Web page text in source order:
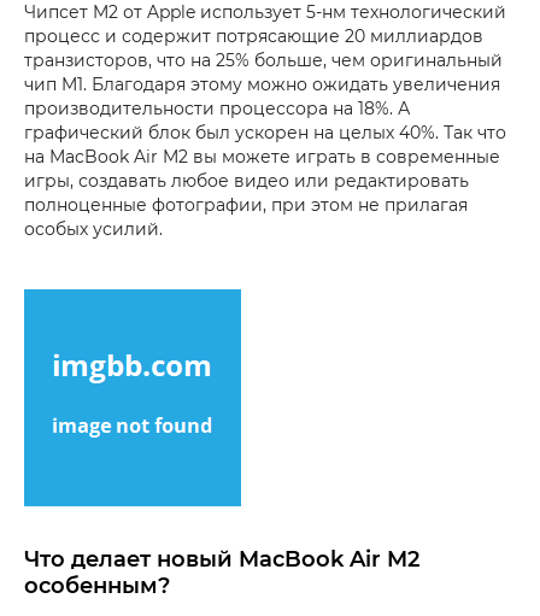
Чипсет M2 от Apple использует 5-нм технологический
процесс и содержит потрясающие 20 миллиардов
транзисторов, что на 25% больше, чем оригинальный
чип M1. Благодаря этому можно ожидать увеличения
производительности процессора на 18%. А
графический блок был ускорен на целых 40%. Так что
на MacBook Air M2 вы можете играть в современные
игры, создавать любое видео или редактировать
полноценные фотографии, при этом не прилагая
особых усилий.
Что делает новый MacBook Air M2
особенным?